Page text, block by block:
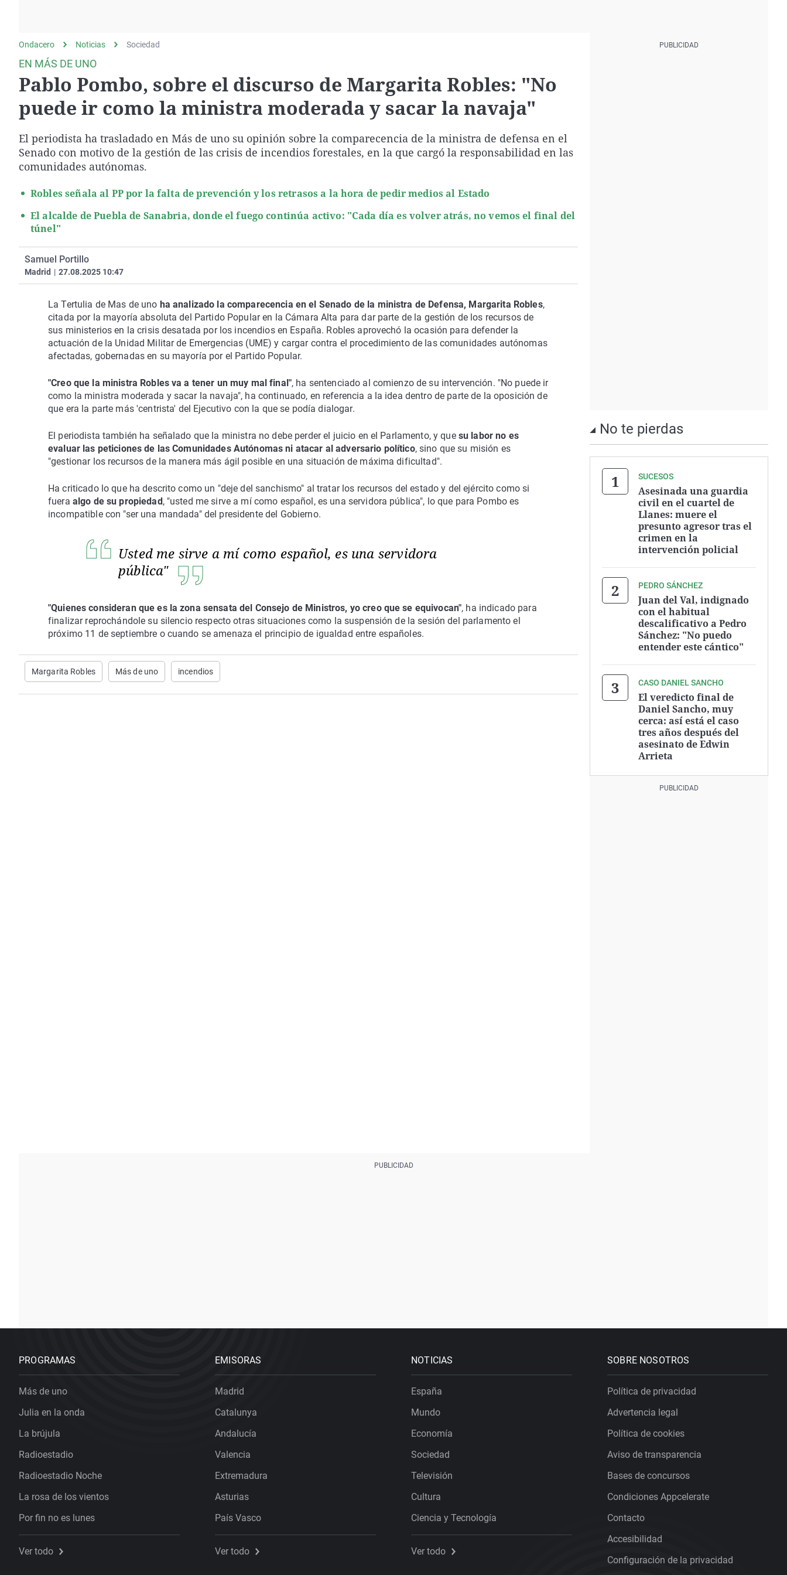
Como el perro y elEquipo de investigación
Negra
País Vasco
Ondacero Noticias Sociedad
EN MÁS DE UNO
Pablo Pombo, sobre el discurso de Margarita Robles: "No
puede ir como la ministra moderada y sacar la navaja"
El periodista ha trasladado en Más de uno su opinión sobre la comparecencia de la ministra de defensa en el
Senado con motivo de la gestión de las crisis de incendios forestales, en la que cargó la responsabilidad en las
comunidades autónomas.
Robles señala al PP por la falta de prevención y los retrasos a la hora de pedir medios al Estado
El alcalde de Puebla de Sanabria, donde el fuego continúa activo: "Cada día es volver atrás, no vemos el final del
túnel"
Samuel Portillo
Madrid | 27.08.2025 10:47
La Tertulia de Mas de uno ha analizado la comparecencia en el Senado de la ministra de Defensa, Margarita Robles,
citada por la mayoría absoluta del Partido Popular en la Cámara Alta para dar parte de la gestión de los recursos de
sus ministerios en la crisis desatada por los incendios en España. Robles aprovechó la ocasión para defender la
actuación de la Unidad Militar de Emergencias (UME) y cargar contra el procedimiento de las comunidades autónomas
afectadas, gobernadas en su mayoría por el Partido Popular.
"Creo que la ministra Robles va a tener un muy mal final", ha sentenciado al comienzo de su intervención. "No puede ir
como la ministra moderada y sacar la navaja", ha continuado, en referencia a la idea dentro de parte de la oposición de
que era la parte más 'centrista' del Ejecutivo con la que se podía dialogar.
El periodista también ha señalado que la ministra no debe perder el juicio en el Parlamento, y que su labor no es
evaluar las peticiones de las Comunidades Autónomas ni atacar al adversario político, sino que su misión es
"gestionar los recursos de la manera más ágil posible en una situación de máxima dificultad".
Ha criticado lo que ha descrito como un "deje del sanchismo" al tratar los recursos del estado y del ejército como si
fuera algo de su propiedad, "usted me sirve a mí como español, es una servidora pública", lo que para Pombo es
incompatible con "ser una mandada" del presidente del Gobierno.
Usted me sirve a mí como español, es una servidora
pública"
"Quienes consideran que es la zona sensata del Consejo de Ministros, yo creo que se equivocan", ha indicado para
finalizar reprochándole su silencio respecto otras situaciones como la suspensión de la sesión del parlamento el
próximo 11 de septiembre o cuando se amenaza el principio de igualdad entre españoles.
Margarita Robles Más de uno incendios
No te pierdas
SUCESOS
Asesinada una guardia
civil en el cuartel de
Llanes: muere el
presunto agresor tras el
crimen en la
intervención policial
PEDRO SÁNCHEZ
Juan del Val, indignado
con el habitual
descalificativo a Pedro
Sánchez: "No puedo
entender este cántico"
CASO DANIEL SANCHO
El veredicto final de
Daniel Sancho, muy
cerca: así está el caso
tres años después del
asesinato de Edwin
Arrieta
PROGRAMAS
Más de uno
Julia en la onda
La brújula
Radioestadio
Radioestadio Noche
La rosa de los vientos
Por fin no es lunes
Ver todo
EMISORAS
Madrid
Catalunya
Andalucía
Valencia
Extremadura
Asturias
País Vasco
Ver todo
NOTICIAS
España
Mundo
Economía
Sociedad
Televisión
Cultura
Ciencia y Tecnología
Ver todo
SOBRE NOSOTROS
Política de privacidad
Advertencia legal
Política de cookies
Aviso de transparencia
Bases de concursos
Condiciones Appcelerate
Contacto
Accesibilidad
Configuración de la privacidad